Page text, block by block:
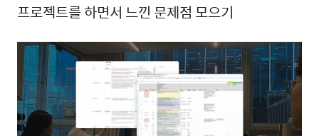
프로젝트를 하면서 느낀 문제점 모으기